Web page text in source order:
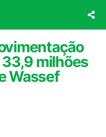
33,9 milhões
Wassef